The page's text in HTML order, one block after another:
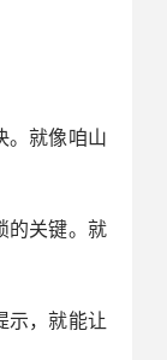
。就像咱山
的关键。就
示，就能让